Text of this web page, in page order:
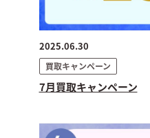
2025.06.30
買取キャンペーン
7月買取キャンペーン